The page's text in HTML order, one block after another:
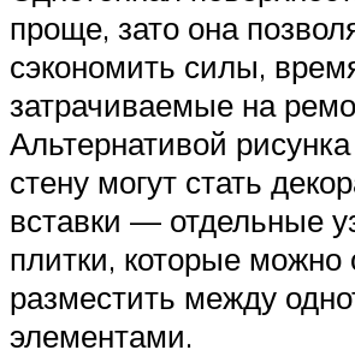
проще, зато она
сэкономить силы,
затрачиваемые на
Альтернативой
стену могут стать
вставки — отдельные
плитки, которые можно
разместить между
элементами.